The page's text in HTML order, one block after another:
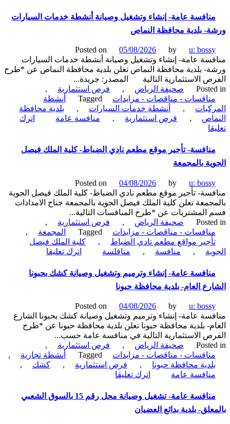
عامة-
ترميم
وتشغيل
ترميم
شقق
مفروشة
أنشطة
سياحية-
بلدية
محافظة
النماص
عامة- إنشاء وتشغيل وصيانة أنشطة خدمات السيارات
بلدية محافظة النماص
Posted on 05/08/2026 by
u:
عامة- إنشاء وتشغيل وصيانة أنشطة خدمات السيارات
بلدية محافظة النماص تعلن بلدية محافظة النماص عن *طرح
الاستثمارية التالية المصدر: جريدة...
صحيفة الرياض , فرص استثمارية
,
- مناقصات - مزايدات
Tagged
أنشطة
, أنشطة خدمات السيارات ,
بلدية محافظة
, فرص استثمارية , منافسة عامة
on
عامة-
إنشاء
وتشغيل
أنشطة
خدمات
السيارات
ورشة-
بلدية
محافظة
النماص
تأجير موقع مطعم نادي الضباط- كلية الملك فيصل
بالمجمعة
Posted on 04/08/2026 by
u:
تأجير موقع مطعم نادي الضباط- كلية الملك فيصل الجوية
تعلن كلية الملك فيصل الجوية بالمجمعة جناح الامدادات
المشتريات عن *طرح المنافسات التالية...
صحيفة الرياض , فرص استثمارية
,
- مناقصات - مزايدات
Tagged المجمعة
,
مواقع مطعم نادي الضباط
,
كلية الملك فيصل
, منافسة , منافلسة اترك تعليقاon
تأجير
موقع
كلية
الملك
فيصل
الجوية
بالمجمعة
عامة- إنشاء وترميم وتشغيل وصيانة كشك بحبونا
العام- بلدية محافظة حبونا
Posted on 04/08/2026 by
u:
عامة- إنشاء وترميم وتشغيل وصيانة كشك بحبونا الشارع
بلدية محافظة حبونا تعلن بلدية محافظة حبونا عن *طرح
الاستثمارية التالية في منافسة عامة حسب...
صحيفة الرياض , فرص استثمارية
,
- مناقصات - مزايدات
Tagged أنشطة تجارية
,
محافظة حبونا
, فرص استثمارية , كشك
,
عامة
اترك تعليقاon
عامة-
إنشاء
منافسة عامة- تشغيل وصيانة محل رقم 15 بالسوق الشعبي
بلدية بدائع العضيان